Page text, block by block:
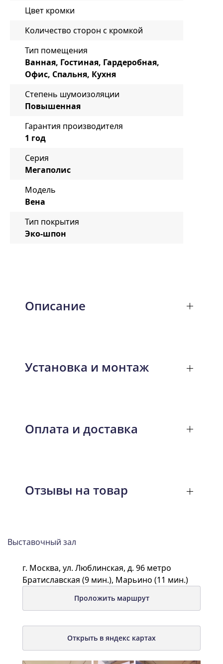
Цвет кромки
Количество сторон с кромкой
Тип помещения
Ванная, Гостиная, Гардеробная,
Офис, Спальня, Кухня
Степень шумоизоляции
Повышенная
Гарантия производителя
1 год
Серия
Мегаполис
Модель
Вена
Тип покрытия
Эко-шпон
Описание
Установка и монтаж
Оплата и доставка
Отзывы на товар
Выставочный зал
г. Москва, ул. Люблинская, д. 96 метро
Братиславская (9 мин.), Марьино (11 мин.)
Проложить маршрут
Открыть в яндекс картах